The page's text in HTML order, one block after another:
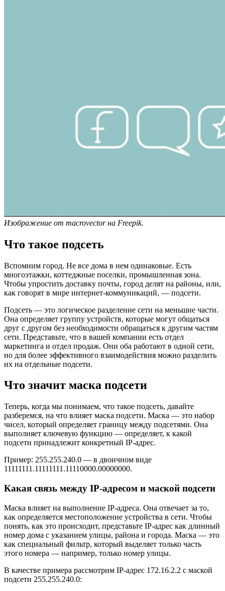
Изображение от macrovector на Freepik.
Что такое подсеть
Вспомним город. Не все дома в нем одинаковые. Есть
многоэтажки, коттеджные поселки, промышленная зона.
Чтобы упростить доставку почты, город делят на районы, или,
как говорят в мире интернет-коммуникаций, — подсети.
Подсеть — это логическое разделение сети на меньшие части.
Она определяет группу устройств, которые могут общаться
друг с другом без необходимости обращаться к другим частям
сети. Представьте, что в вашей компании есть отдел
маркетинга и отдел продаж. Они оба работают в одной сети,
но для более эффективного взаимодействия можно разделить
их на отдельные подсети.
Что значит маска подсети
Теперь, когда мы понимаем, что такое подсеть, давайте
разберемся, на что влияет маска подсети. Маска — это набор
чисел, который определяет границу между подсетями. Она
выполняет ключевую функцию — определяет, к какой
подсети принадлежит конкретный IP-адрес.
Пример: 255.255.240.0 — в двоичном виде
11111111.11111111.11110000.00000000.
Какая связь между IP-адресом и маской подсети
Маска влияет на выполнение IP-адреса. Она отвечает за то,
как определяется местоположение устройства в сети. Чтобы
понять, как это происходит, представьте IP-адрес как длинный
номер дома с указанием улицы, района и города. Маска — это
как специальный фильтр, который выделяет только часть
этого номера — например, только номер улицы.
В качестве примера рассмотрим IP-адрес 172.16.2.2 с маской
подсети 255.255.240.0: